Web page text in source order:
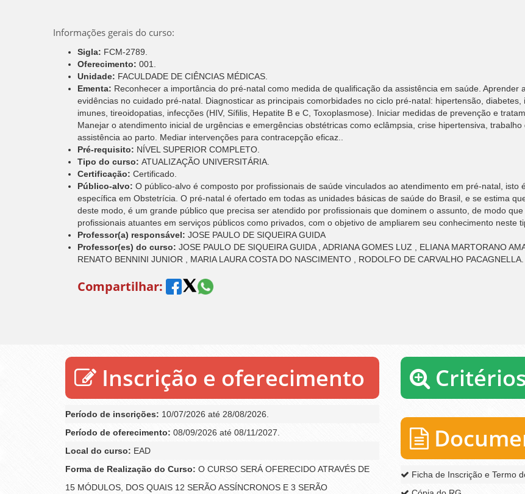
Informações gerais do curso:
Sigla: FCM-2789.
Oferecimento: 001.
Unidade: FACULDADE DE CIÊNCIAS MÉDICAS.
Ementa: Reconhecer a importância do pré-natal como medida de qualificação da assistência em saúde.
evidências no cuidado pré-natal. Diagnosticar as principais comorbidades no ciclo pré-natal: hipertensão,
imunes, tireoidopatias, infecções (HIV, Sífilis, Hepatite B e C, Toxoplasmose). Iniciar medidas de prevenção e
Manejar o atendimento inicial de urgências e emergências obstétricas como eclâmpsia, crise hipertensiva,
assistência ao parto. Mediar intervenções para contracepção eficaz..
Pré-requisito: NÍVEL SUPERIOR COMPLETO.
Tipo do curso: ATUALIZAÇÃO UNIVERSITÁRIA.
Certificação: Certificado.
Público-alvo: O público-alvo é composto por profissionais de saúde vinculados ao atendimento em pré-natal,
específica em Obstetrícia. O pré-natal é ofertado em todas as unidades básicas de saúde do Brasil, e se estima
deste modo, é um grande público que precisa ser atendido por profissionais que dominem o assunto, de modo
profissionais atuantes em serviços públicos como privados, com o objetivo de ampliarem seu conhecimento neste
Professor(a) responsável: JOSE PAULO DE SIQUEIRA GUIDA
Professor(es) do curso: JOSE PAULO DE SIQUEIRA GUIDA , ADRIANA GOMES LUZ , ELIANA MARTORANO
RENATO BENNINI JUNIOR , MARIA LAURA COSTA DO NASCIMENTO , RODOLFO DE CARVALHO PACAGNELLA.
Compartilhar:
Inscrição e oferecimento
Período de inscrições: 10/07/2026 até 28/08/2026.
Período de oferecimento: 08/09/2026 até 08/11/2027.
Local do curso: EAD
Forma de Realização do Curso: O CURSO SERÁ OFERECIDO ATRAVÉS DE
15 MÓDULOS, DOS QUAIS 12 SERÃO ASSÍNCRONOS E 3 SERÃO
Ficha de Inscrição e Termo